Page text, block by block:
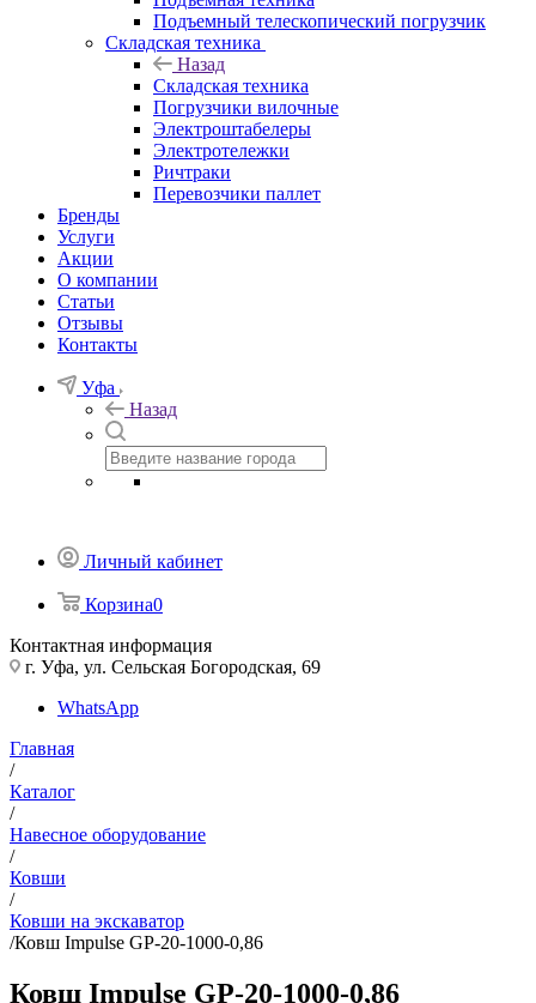
Подъемный телескопический погрузчик
Складская техника
Назад
Складская техника
Погрузчики вилочные
Электроштабелеры
Электротележки
Ричтраки
Перевозчики паллет
Бренды
Услуги
Акции
О компании
Статьи
Отзывы
Контакты
Уфа
Назад
Личный кабинет
Корзина0
Контактная информация
г. Уфа, ул. Сельская Богородская, 69
WhatsApp
Главная
/
Каталог
/
Навесное оборудование
/
Ковши
/
Ковши на экскаватор
/Ковш Impulse GP-20-1000-0,86
Ковш Impulse GP-20-1000-0,86